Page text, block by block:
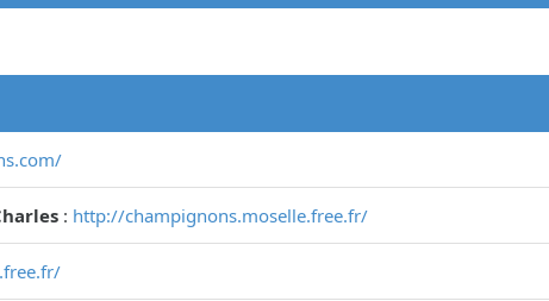
: http://champignons.moselle.free.fr/